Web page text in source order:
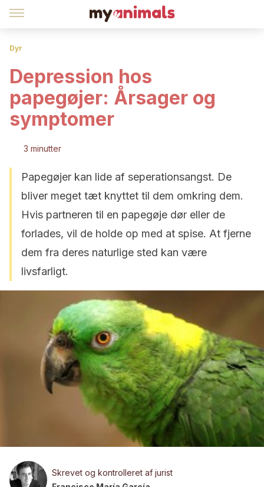
Dyr
Depression hos
papegøjer: Årsager og
symptomer
3 minutter
Papegøjer kan lide af seperationsangst. De
bliver meget tæt knyttet til dem omkring dem.
Hvis partneren til en papegøje dør eller de
forlades, vil de holde op med at spise. At fjerne
dem fra deres naturlige sted kan være
livsfarligt.
Skrevet og kontrolleret af jurist